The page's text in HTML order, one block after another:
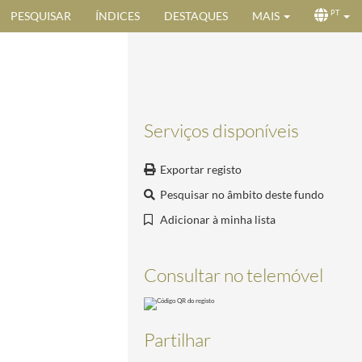
PESQUISAR ÍNDICES DESTAQUES MAIS PT
Serviços disponíveis
Exportar registo
Pesquisar no âmbito deste fundo
Adicionar à minha lista
Consultar no telemóvel
Partilhar